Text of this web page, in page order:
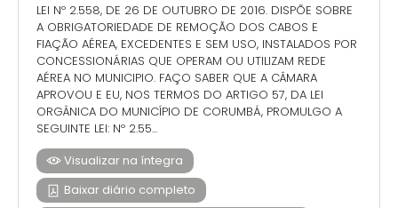
LEI Nº 2.558, DE 26 DE OUTUBRO DE 2016. DISPÕE SOBRE
A OBRIGATORIEDADE DE REMOÇÃO DOS CABOS E
FIAÇÃO AÉREA, EXCEDENTES E SEM USO, INSTALADOS POR
CONCESSIONÁRIAS QUE OPERAM OU UTILIZAM REDE
AÉREA NO MUNICIPIO. FAÇO SABER QUE A CÂMARA
APROVOU E EU, NOS TERMOS DO ARTIGO 57, DA LEI
ORGÂNICA DO MUNICÍPIO DE CORUMBÁ, PROMULGO A
SEGUINTE LEI: Nº 2.55...
Visualizar na íntegra
Baixar diário completo